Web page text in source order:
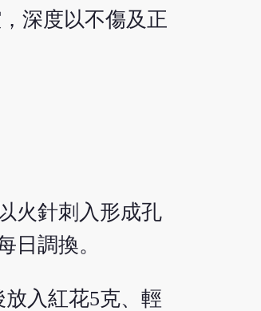
深度以不傷及正
火針刺入形成孔
日調換。
入紅花5克、輕